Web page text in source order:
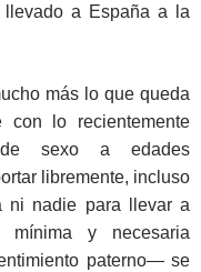
a España a la
más lo que queda
lo recientemente
sexo a edades
libremente, incluso
ni nadie para llevar a
y necesaria
paterno— se